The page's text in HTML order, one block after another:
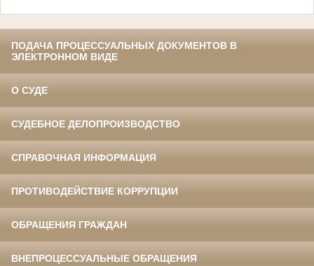
ПОДАЧА ПРОЦЕССУАЛЬНЫХ ДОКУМЕНТОВ В
ЭЛЕКТРОННОМ ВИДЕ
О СУДЕ
СУДЕБНОЕ ДЕЛОПРОИЗВОДСТВО
СПРАВОЧНАЯ ИНФОРМАЦИЯ
ПРОТИВОДЕЙСТВИЕ КОРРУПЦИИ
ОБРАЩЕНИЯ ГРАЖДАН
ВНЕПРОЦЕССУАЛЬНЫЕ ОБРАЩЕНИЯ